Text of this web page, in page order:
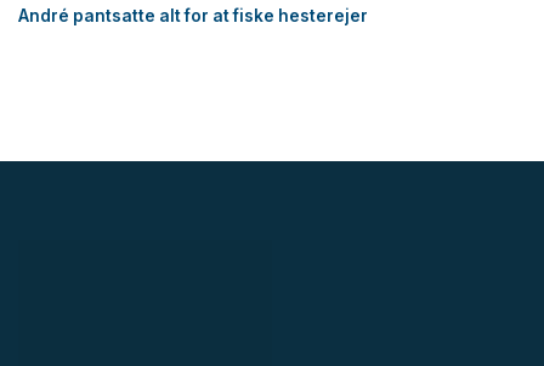
André pantsatte alt for at fiske hesterejer